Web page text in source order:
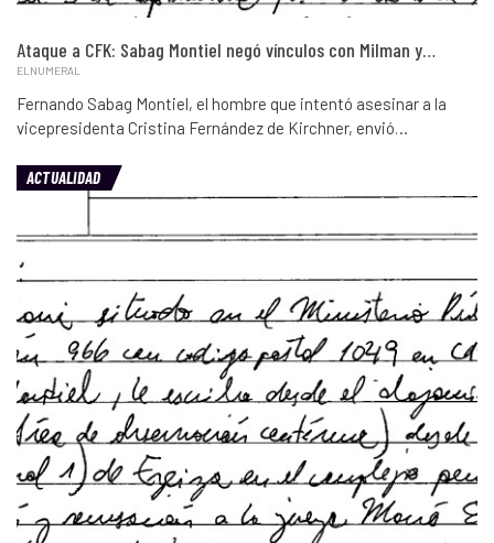
Ataque a CFK: Sabag Montiel negó vínculos con Milman y…
ELNUMERAL
Fernando Sabag Montiel, el hombre que intentó asesinar a la
vicepresidenta Cristina Fernández de Kirchner, envió…
ACTUALIDAD